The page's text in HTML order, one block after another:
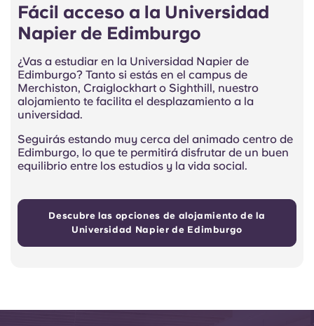
Fácil acceso a la Universidad
Napier de Edimburgo
¿Vas a estudiar en la Universidad Napier de
Edimburgo? Tanto si estás en el campus de
Merchiston, Craiglockhart o Sighthill, nuestro
alojamiento te facilita el desplazamiento a la
universidad.
Seguirás estando muy cerca del animado centro de
Edimburgo, lo que te permitirá disfrutar de un buen
equilibrio entre los estudios y la vida social.
Descubre las opciones de alojamiento de la
Universidad Napier de Edimburgo